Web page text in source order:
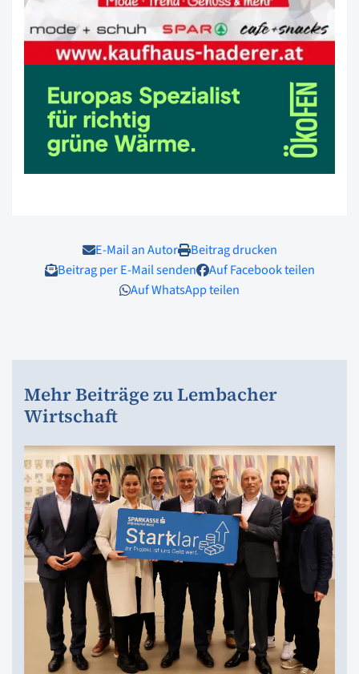
E-Mail an Autor
Beitrag drucken
Beitrag per E-Mail senden
Auf Facebook teilen
Auf WhatsApp teilen
Mehr Beiträge zu Lembacher
Wirtschaft